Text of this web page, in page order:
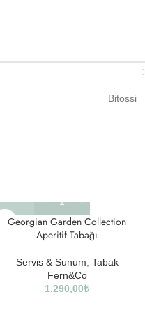
Bitossi
Georgian Garden Collection
Aperitif Tabağı
Servis & Sunum Tabak
Fern&Co
1.290,00₺